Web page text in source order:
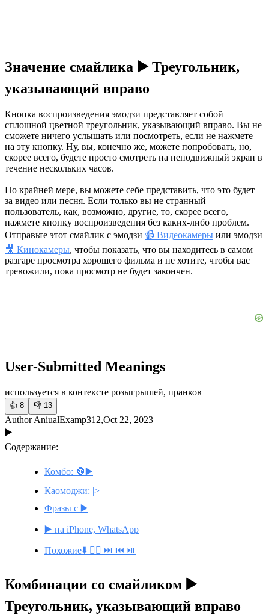
Значение смайлика ▶️ Треугольник,
указывающий вправо
Кнопка воспроизведения эмодзи представляет собой
сплошной цветной треугольник, указывающий вправо. Вы не
сможете ничего услышать или посмотреть, если не нажмете
на эту кнопку. Ну, вы, конечно же, можете попробовать, но,
скорее всего, будете просто смотреть на неподвижный экран в
течение нескольких часов.
По крайней мере, вы можете себе представить, что это будет
за видео или песня. Если только вы не странный
пользователь, как, возможно, другие, то, скорее всего,
нажмете кнопку воспроизведения без каких-либо проблем.
Отправьте этот смайлик с эмодзи 📹 Видеокамеры или эмодзи
🎥 Кинокамеры, чтобы показать, что вы находитесь в самом
разгаре просмотра хорошего фильма и не хотите, чтобы вас
тревожили, пока просмотр не будет закончен.
User-Submitted Meanings
используется в контексте розыгрышей, пранков
👍 8 👎 13
Author AniualExamp312,Oct 22, 2023
▶️
Содержание:
Комбо: 🦍▶️
Каомоджи: |>
Фразы с ▶️
▶️ на iPhone, WhatsApp
Похожие⬇️ 🤾‍♀️ ⏭️ ⏮️ ⏯️
Комбинации со смайликом ▶️
Треугольник, указывающий вправо